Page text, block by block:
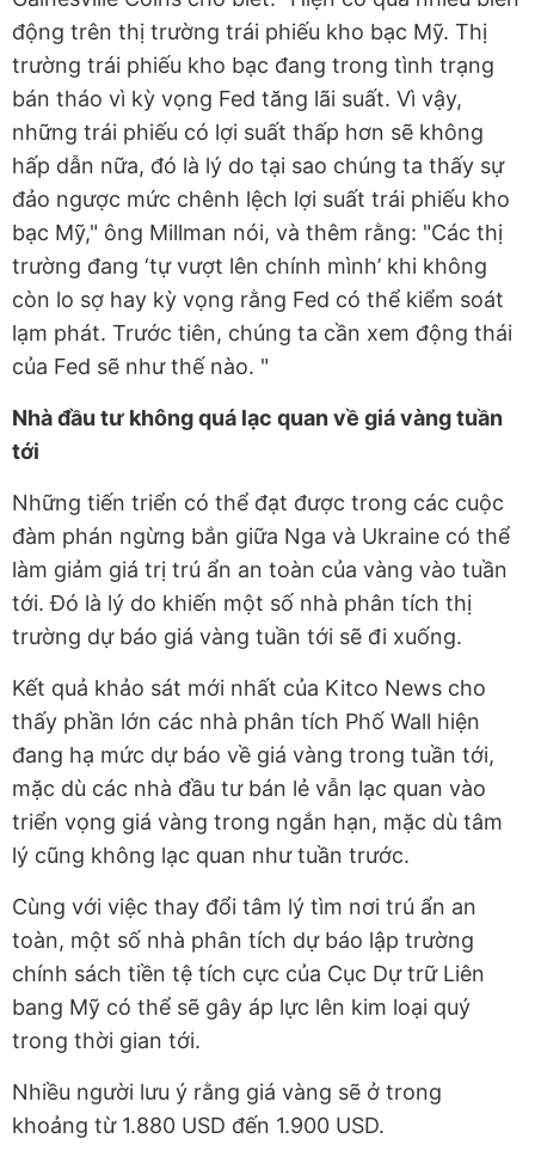
động trên thị trường trái phiếu kho bạc Mỹ. Thị
trường trái phiếu kho bạc đang trong tình trạng
bán tháo vì kỳ vọng Fed tăng lãi suất. Vì vậy,
những trái phiếu có lợi suất thấp hơn sẽ không
hấp dẫn nữa, đó là lý do tại sao chúng ta thấy sự
đảo ngược mức chênh lệch lợi suất trái phiếu kho
bạc Mỹ," ông Millman nói, và thêm rằng: "Các thị
trường đang ‘tự vượt lên chính mình’ khi không
còn lo sợ hay kỳ vọng rằng Fed có thể kiểm soát
lạm phát. Trước tiên, chúng ta cần xem động thái
của Fed sẽ như thế nào. "
Nhà đầu tư không quá lạc quan về giá vàng tuần
tới
Những tiến triển có thể đạt được trong các cuộc
đàm phán ngừng bắn giữa Nga và Ukraine có thể
làm giảm giá trị trú ẩn an toàn của vàng vào tuần
tới. Đó là lý do khiến một số nhà phân tích thị
trường dự báo giá vàng tuần tới sẽ đi xuống.
Kết quả khảo sát mới nhất của Kitco News cho
thấy phần lớn các nhà phân tích Phố Wall hiện
đang hạ mức dự báo về giá vàng trong tuần tới,
mặc dù các nhà đầu tư bán lẻ vẫn lạc quan vào
triển vọng giá vàng trong ngắn hạn, mặc dù tâm
lý cũng không lạc quan như tuần trước.
Cùng với việc thay đổi tâm lý tìm nơi trú ẩn an
toàn, một số nhà phân tích dự báo lập trường
chính sách tiền tệ tích cực của Cục Dự trữ Liên
bang Mỹ có thể sẽ gây áp lực lên kim loại quý
trong thời gian tới.
Nhiều người lưu ý rằng giá vàng sẽ ở trong
khoảng từ 1.880 USD đến 1.900 USD.